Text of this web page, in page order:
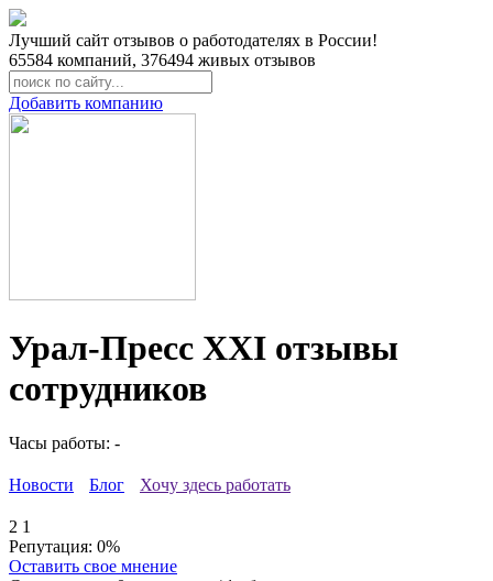
Лучший сайт отзывов о работодателях в России!
65584 компаний, 376494 живых отзывов
Добавить компанию
Урал-Пресс XXI отзывы
сотрудников
Часы работы: -
Новости Блог Хочу здесь работать
2 1
Репутация: 0%
Оставить свое мнение